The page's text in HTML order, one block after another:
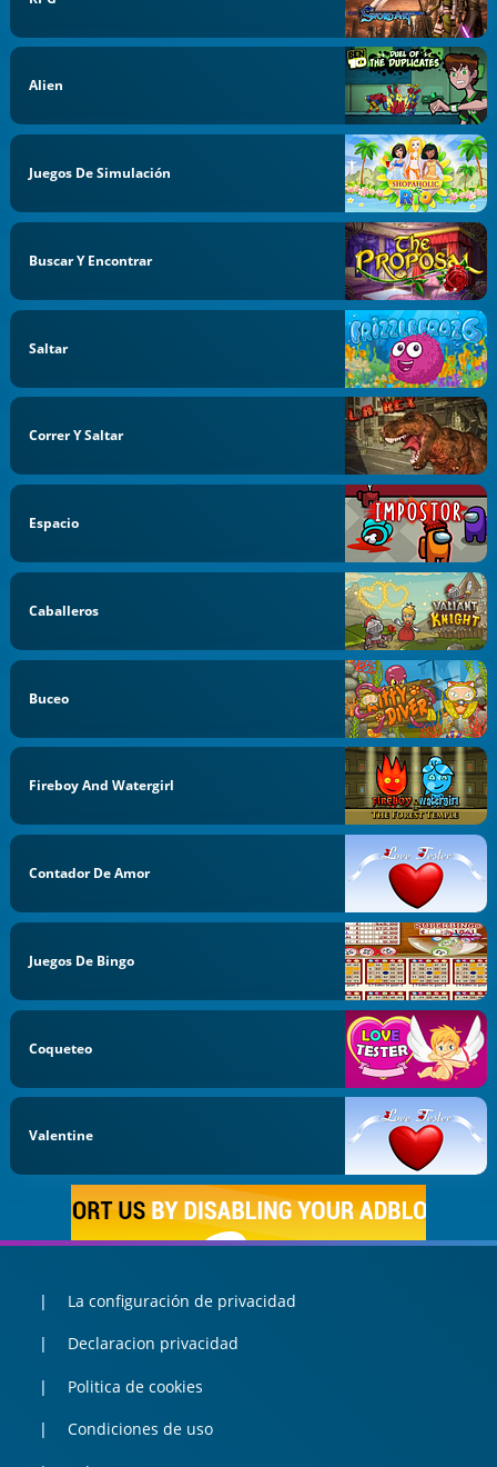
Alien
Juegos De Simulación
Buscar Y Encontrar
Saltar
Correr Y Saltar
Espacio
Caballeros
Buceo
Fireboy And Watergirl
Contador De Amor
Juegos De Bingo
Coqueteo
Valentine
La configuración de privacidad
Declaracion privacidad
Politica de cookies
Condiciones de uso